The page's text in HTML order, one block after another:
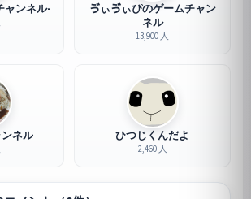
ャンネル-
ゔぃゔぃぴのゲームチャン
ネル
13,900 人
ネル ひつじくんだよ
2,460 人